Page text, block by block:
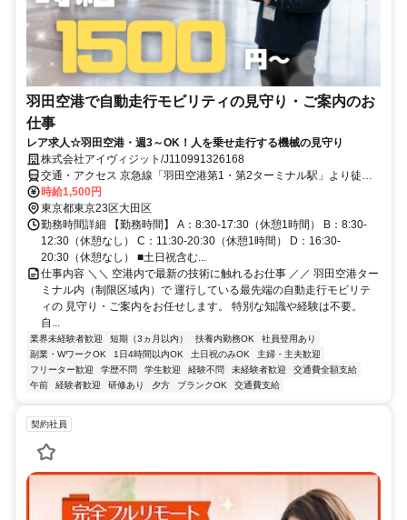
羽田空港で自動走行モビリティの見守り・ご案内のお
仕事
レア求人☆羽田空港・週3～OK！人を乗せ走行する機械の見守り
株式会社アイヴィジット/J110991326168
交通・アクセス 京急線「羽田空港第1・第2ターミナル駅」より徒歩1
分
時給1,500円
東京都東京23区大田区
勤務時間詳細 【勤務時間】 A：8:30-17:30（休憩1時間） B：8:30-
12:30（休憩なし） C：11:30-20:30（休憩1時間） D：16:30-
20:30（休憩なし） ■土日祝含む...
仕事内容 ＼＼ 空港内で最新の技術に触れるお仕事 ／／ 羽田空港ター
ミナル内（制限区域内）で 運行している最先端の自動走行モビリテ
ィの 見守り・ご案内をお任せします。 特別な知識や経験は不要。
自...
業界未経験者歓迎 短期（3ヵ月以内） 扶養内勤務OK
社員登用あり
副業・WワークOK
1日4時間以内OK 土日祝のみOK
主婦・主夫歓迎
フリーター歓迎
学歴不問 学生歓迎 経験不問 未経験者歓迎
交通費全額支給
午前
経験者歓迎 研修あり 夕方 ブランクOK 交通費支給
契約社員